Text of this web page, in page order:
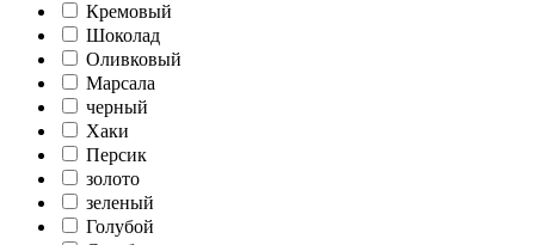
Кремовый
Шоколад
Оливковый
Марсала
черный
Хаки
Персик
золото
зеленый
Голубой